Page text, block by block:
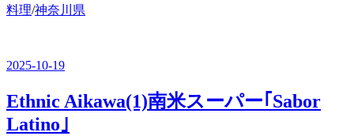
テ
ー
料理/神奈川県
2025-10-19
Ethnic Aikawa(1)南米スーパー｢Sabor
Latino｣